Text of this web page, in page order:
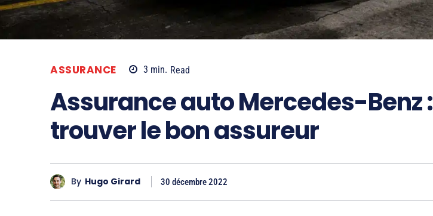
ASSURANCE 3 min. Read
Assurance auto Mercedes-Benz :
trouver le bon assureur
By Hugo Girard 30 décembre 2022